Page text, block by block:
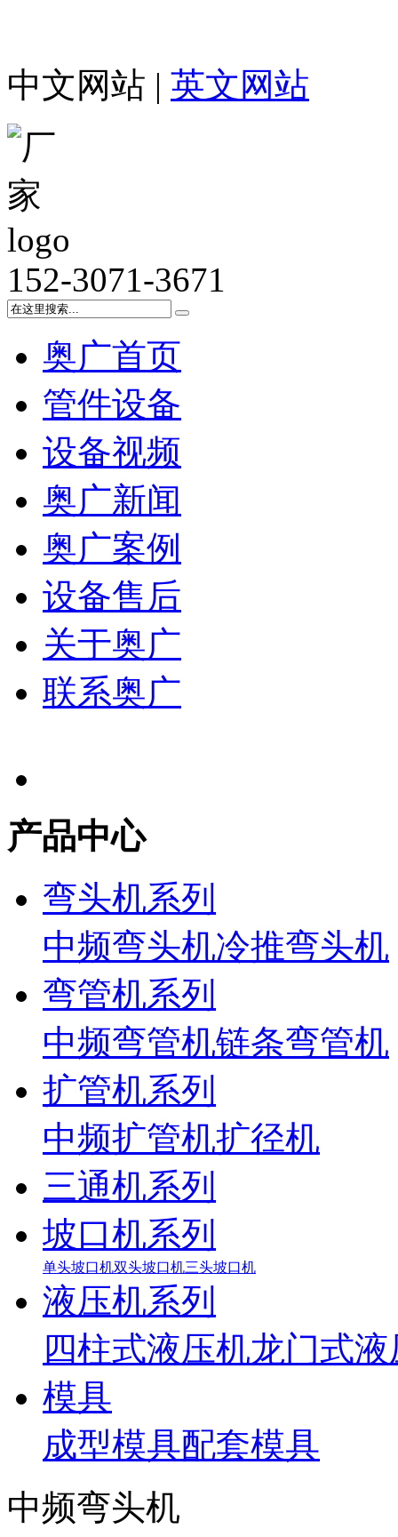
中文网站 | 英文网站
152-3071-3671
奥广首页
管件设备
设备视频
奥广新闻
奥广案例
设备售后
关于奥广
联系奥广
产品中心
弯头机系列
中频弯头机冷推弯头机
弯管机系列
中频弯管机链条弯管机
扩管机系列
中频扩管机扩径机
三通机系列
坡口机系列
单头坡口机双头坡口机三头坡口机
液压机系列
四柱式液压机龙门式液
模具
成型模具配套模具
中频弯头机